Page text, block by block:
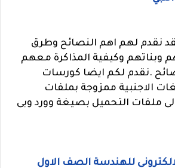
فقد نقدم لهم اهم النصائح وطرق
وبناتهم وكيفية المذاكرة معهم
.نقدم لكم ايضا كورسات
الاجنبية ممزوجة بملفات
الى ملفات التحميل بصيغة وورد وبى
للهندسة الصف الاول